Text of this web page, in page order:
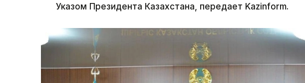
Указом Президента Казахстана, передает Kazinform.